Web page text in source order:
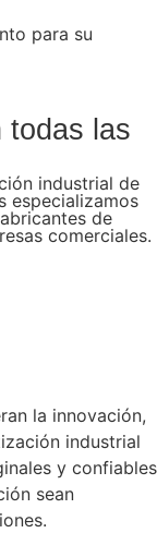
para su
todas las
industrial de
especializamos
de
comerciales.
la innovación,
industrial
y confiables
sean